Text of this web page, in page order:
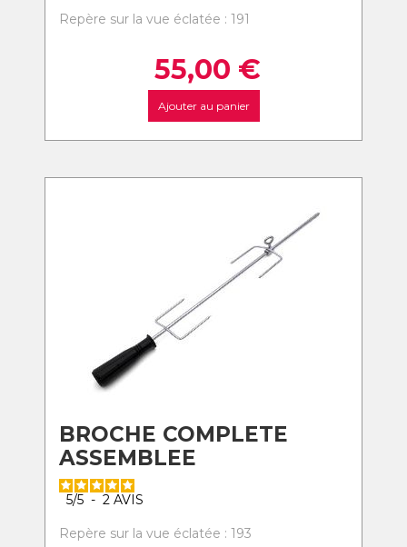
Repère sur la vue éclatée : 191
55,00 €
Ajouter au panier
BROCHE COMPLETE
ASSEMBLEE
5/5 - 2 AVIS
Repère sur la vue éclatée : 193